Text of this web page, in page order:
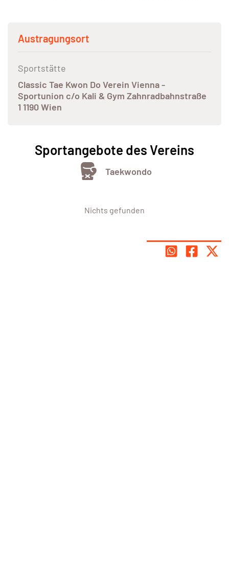
Austragungsort
Sportstätte
Classic Tae Kwon Do Verein Vienna -
Sportunion c/o Kali & Gym Zahnradbahnstraße
1 1190 Wien
Sportangebote des Vereins
Taekwondo
Nichts gefunden